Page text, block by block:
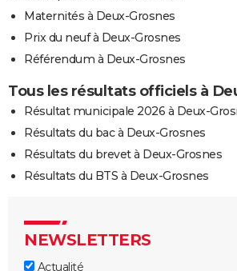
Maternités à Deux-Grosnes
Prix du neuf à Deux-Grosnes
Référendum à Deux-Grosnes
Tous les résultats officiels à
Résultat municipale 2026 à Deux-
Résultats du bac à Deux-Grosnes
Résultats du brevet à Deux-Grosnes
Résultats du BTS à Deux-Grosnes
NEWSLETTERS
Actualité